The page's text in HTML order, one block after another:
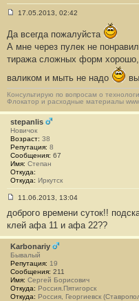
о
б
щ
е
и
#
9
17.05.2013, 02:42
Да всегда пожалуйста
А мне через пулек не
тиража сложных форм
валиком и мыть не надо
Консультирую по вопросам о
Флокатор и расходные материалы
stepanlis
Новичок
Возраст: 38
Репутация: 8
Сообщения: 67
Имя: Степан
Откуда:
Откуда: Иркутск
о
б
щ
е
н
и
е
#
1
0
11.06.2013, 13:04
доброго времени суток!!
клей афа 11 и афа 22??
Karbonariy
Бывалый
Репутация: 19
Сообщения: 211
Имя: Сергей Борисович
Откуда: Россия.Пятигорск
Откуда: Россия, Георгиевск